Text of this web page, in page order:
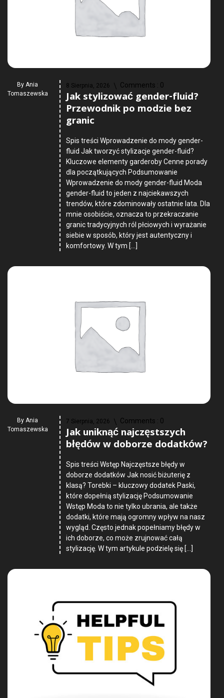
By Ania
Tomaszewska
8 Sierpnia, 2026 Comments : 0
Jak stylizować gender-fluid?
Przewodnik po modzie bez
granic
Spis treści Wprowadzenie do mody gender-
fluid Jak tworzyć stylizacje gender-fluid?
Kluczowe elementy garderoby Cenne porady
dla początkujących Podsumowanie
Wprowadzenie do mody gender-fluid Moda
gender-fluid to jeden z najciekawszych
trendów, które zdominowały ostatnie lata. Dla
mnie osobiście, oznacza to przekraczanie
granic tradycyjnych ról płciowych i wyrażanie
siebie w sposób, który jest autentyczny i
komfortowy. W tym […]
By Ania
Tomaszewska
7 Sierpnia, 2026 Comments : 0
Jak uniknąć najczęstszych
błędów w doborze dodatków?
Spis treści Wstęp Najczęstsze błędy w
doborze dodatków Jak nosić biżuterię z
klasą? Torebki – kluczowy dodatek Paski,
które dopełnią stylizację Podsumowanie
Wstęp Moda to nie tylko ubrania, ale także
dodatki, które mają ogromny wpływ na nasz
wygląd. Często jednak popełniamy błędy w
ich doborze, co może zrujnować całą
stylizację. W tym artykule podzielę się […]